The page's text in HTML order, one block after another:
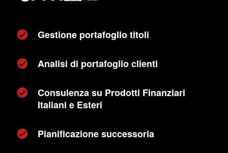
Gestione portafoglio titoli
Analisi di portafoglio clienti
Consulenza su Prodotti Finanziari
Italiani e Esteri
Pianificazione successoria